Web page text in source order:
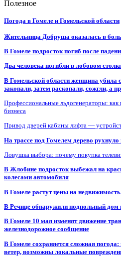
Полезное
Погода в Гомеле и Гомельской области
Жительница Добруша оказалась в
В Гомеле подросток погиб после
Два человека погибли в лобовом
В Гомельской области женщина убила
закопали, затем раскопали, сожгли, а
Профессиональные льдогенераторы: как
бизнеса
Привод дверей кабины лифта —
На трассе под Гомелем дерево
Ловушка выбора: почему покупка
В Жлобине подросток выбежал на
колесами автомобиля
В Гомеле растут цены на недвижимость
В Речице обнаружили подпольный дом
В Гомеле 10 мая изменят движение
железнодорожное сообщение
В Гомеле сохраняется сложная
ветер, возможны локальные